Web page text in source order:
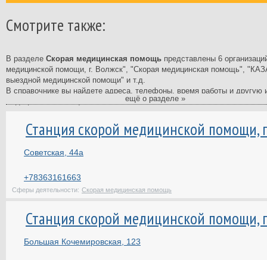
Смотрите также:
ещё о разделе »
В разделе Скорая медицинская помощь представлены 6
медицинской помощи, г. Волжск", "Скорая медицинская помощь",
выездной медицинской помощи" и т.д.
В справочнике вы найдете адреса, телефоны, время работы и
компаниях, ведущих свою деятельность в Казани. У нас вы найдете
Станция скорой медицинской помощи,
Советская, 44а
+78363161663
Сферы деятельности: Скорая медицинская помощь
Станция скорой медицинской помощи,
Большая Кочемировская, 123